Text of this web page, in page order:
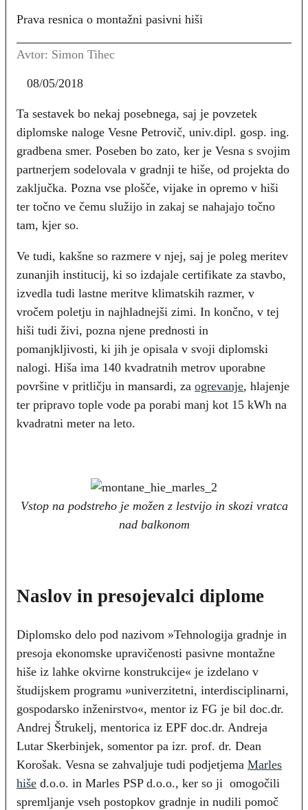
Prava resnica o montažni pasivni hiši
Avtor: Simon Tihec
08/05/2018
Ta sestavek bo nekaj posebnega, saj je povzetek
diplomske naloge Vesne Petrovič, univ.dipl. gosp. ing.
gradbena smer. Poseben bo zato, ker je Vesna s svojim
partnerjem sodelovala v gradnji te hiše, od projekta do
zaključka. Pozna vse plošče, vijake in opremo v hiši
ter točno ve čemu služijo in zakaj se nahajajo točno
tam, kjer so.
Ve tudi, kakšne so razmere v njej, saj je poleg meritev
zunanjih institucij, ki so izdajale certifikate za stavbo,
izvedla tudi lastne meritve klimatskih razmer, v
vročem poletju in najhladnejši zimi. In končno, v tej
hiši tudi živi, pozna njene prednosti in
pomanjkljivosti, ki jih je opisala v svoji diplomski
nalogi. Hiša ima 140 kvadratnih metrov uporabne
površine v pritličju in mansardi, za ogrevanje, hlajenje
ter pripravo tople vode pa porabi manj kot 15 kWh na
kvadratni meter na leto.
Vstop na podstreho je možen z lestvijo in skozi vratca
nad balkonom
Naslov in presojevalci diplome
Diplomsko delo pod nazivom »Tehnologija gradnje in
presoja ekonomske upravičenosti pasivne montažne
hiše iz lahke okvirne konstrukcije« je izdelano v
študijskem programu »univerzitetni, interdisciplinarni,
gospodarsko inženirstvo«, mentor iz FG je bil doc.dr.
Andrej Štrukelj, mentorica iz EPF doc.dr. Andreja
Lutar Skerbinjek, somentor pa izr. prof. dr. Dean
Korošak. Vesna se zahvaljuje tudi podjetjema Marles
hiše d.o.o. in Marles PSP d.o.o., ker so ji omogočili
spremljanje vseh postopkov gradnje in nudili pomoč